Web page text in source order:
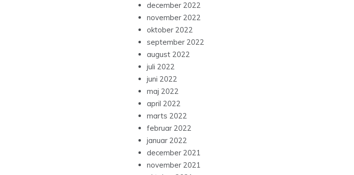
december 2022
november 2022
oktober 2022
september 2022
august 2022
juli 2022
juni 2022
maj 2022
april 2022
marts 2022
februar 2022
januar 2022
december 2021
november 2021